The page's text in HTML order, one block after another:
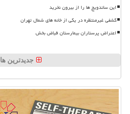
این ساندویچ ها را از بیرون نخرید
کشفی غیرمنتظره در یکی از خانه های شمال تهران
اعتراض پرستاران بیمارستان فیاض بخش
جدیدترین ها